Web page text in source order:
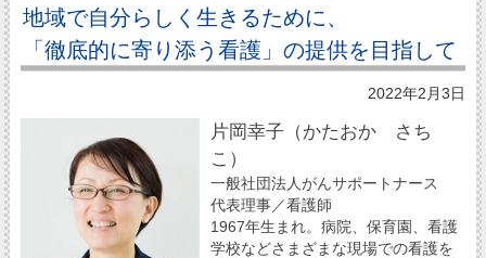
地域で自分らしく生きるために、
「徹底的に寄り添う看護」の提供を目指して
2022年2月3日
片岡幸子（かたおか さち
こ）
一般社団法人がんサポートナース
代表理事／看護師
1967年生まれ。病院、保育園、看護
学校などさまざまな現場での看護を